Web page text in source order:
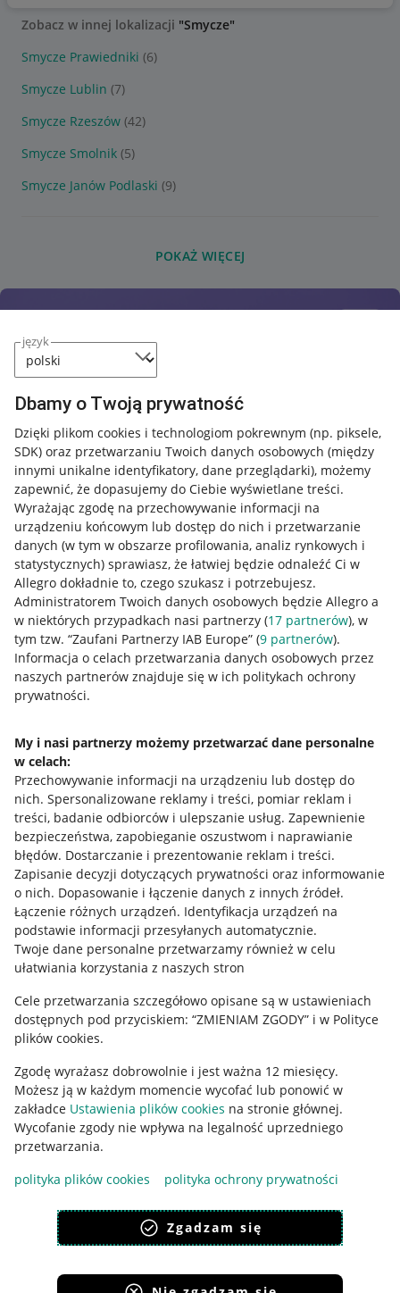
język
Dbamy o Twoją prywatność
Dzięki plikom cookies i technologiom pokrewnym (np. piksele,
SDK) oraz przetwarzaniu Twoich danych osobowych (między
innymi unikalne identyfikatory, dane przeglądarki), możemy
zapewnić, że dopasujemy do Ciebie wyświetlane treści.
Wyrażając zgodę na przechowywanie informacji na
urządzeniu końcowym lub dostęp do nich i przetwarzanie
danych (w tym w obszarze profilowania, analiz rynkowych i
statystycznych) sprawiasz, że łatwiej będzie odnaleźć Ci w
Allegro dokładnie to, czego szukasz i potrzebujesz.
Administratorem Twoich danych osobowych będzie Allegro a
w niektórych przypadkach nasi partnerzy (17 partnerów), w
tym tzw. “Zaufani Partnerzy IAB Europe” (9 partnerów).
Informacja o celach przetwarzania danych osobowych przez
naszych partnerów znajduje się w ich politykach ochrony
prywatności.
My i nasi partnerzy możemy przetwarzać dane personalne
w celach:
Przechowywanie informacji na urządzeniu lub dostęp do
nich. Spersonalizowane reklamy i treści, pomiar reklam i
treści, badanie odbiorców i ulepszanie usług. Zapewnienie
bezpieczeństwa, zapobieganie oszustwom i naprawianie
błędów. Dostarczanie i prezentowanie reklam i treści.
Zapisanie decyzji dotyczących prywatności oraz informowanie
o nich. Dopasowanie i łączenie danych z innych źródeł.
Łączenie różnych urządzeń. Identyfikacja urządzeń na
podstawie informacji przesyłanych automatycznie.
Twoje dane personalne przetwarzamy również w celu
ułatwiania korzystania z naszych stron
Cele przetwarzania szczegółowo opisane są w ustawieniach
dostępnych pod przyciskiem: “ZMIENIAM ZGODY” i w Polityce
plików cookies.
Zgodę wyrażasz dobrowolnie i jest ważna 12 miesięcy.
Możesz ją w każdym momencie wycofać lub ponowić w
zakładce Ustawienia plików cookies na stronie głównej.
Wycofanie zgody nie wpływa na legalność uprzedniego
przetwarzania.
polityka plików cookies
polityka ochrony prywatności
Zgadzam się
Zobacz w innej lokalizacji "Smycze"
Smycze Prawiedniki (6)
Smycze Lublin (7)
Smycze Rzeszów (42)
Smycze Smolnik (5)
Smycze Janów Podlaski (9)
POKAŻ WIĘCEJ
Przydatne informacje
Jak to działa
Allegro Gadane dla sprzedających
Allegro Gadane dla kupujących
Mapa miejscowości
Informacje prawne
Regulamin
Polityka plików "cookies"
Ustawienia plików "cookies"
Udostępnianie lokalizacji
Informacje dla Aktu o Usługach Cyfrowych
Pobierz aplikację